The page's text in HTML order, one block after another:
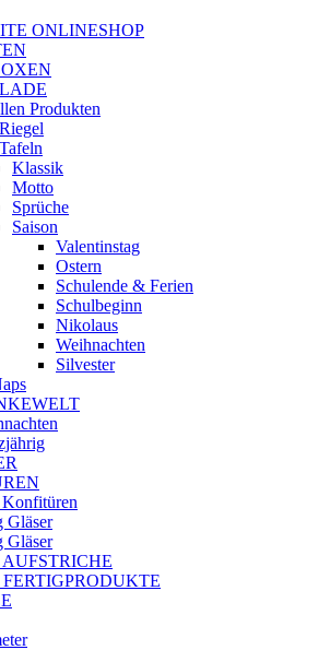
ONLINESHOP
Produkten
Klassik
Motto
Sprüche
Saison
Valentinstag
Ostern
Schulende & Ferien
Schulbeginn
Nikolaus
Weihnachten
Silvester
Gläser
Gläser